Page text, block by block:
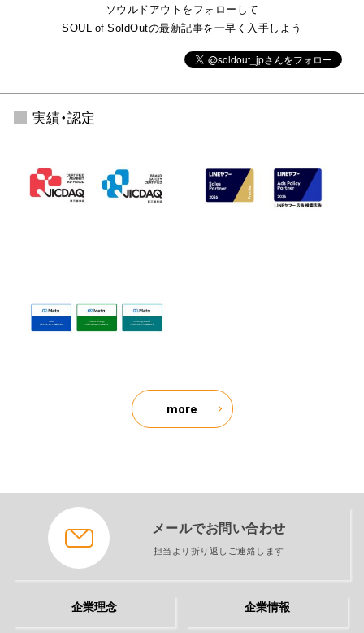
ソウルドアウトをフォローして
SOUL of SoldOutの最新記事を一早く入手しよう
実績・認定
more
メールでお問い合わせ
担当より折り返しご連絡します
企業理念 企業情報